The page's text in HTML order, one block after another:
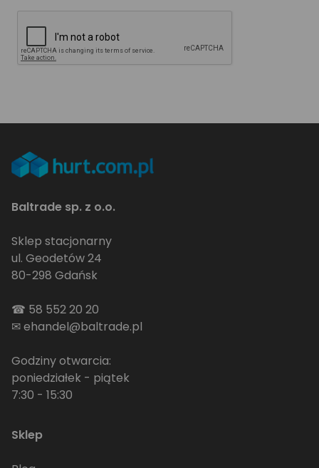
Baltrade sp. z o.o.
Sklep stacjonarny
ul. Geodetów 24
80-298 Gdańsk
☎ 58 552 20 20
✉ehandel@baltrade.pl
Godziny otwarcia:
poniedziałek - piątek
7:30 - 15:30
Sklep